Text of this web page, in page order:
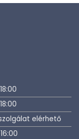
elérhető